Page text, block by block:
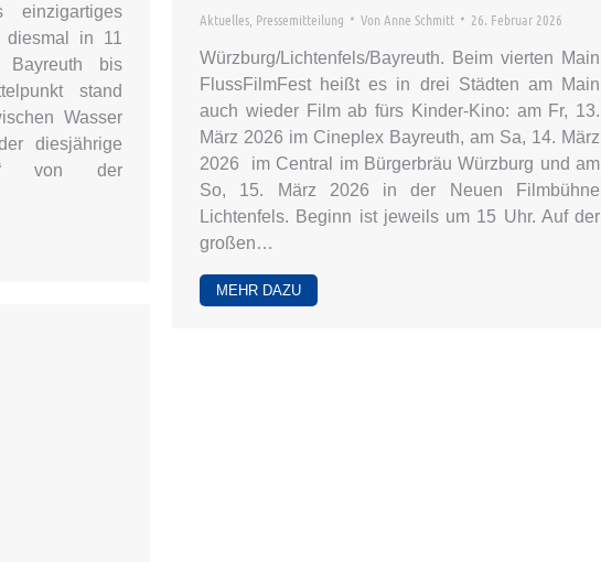
einzigartiges
diesmal in 11
bis
stand
Wasser
diesjährige
von der
Aktuelles Pressemitteilung Von Anne Schmitt 26. Februar 2026
Würzburg/Lichtenfels/Bayreuth. Beim vierten Main
FlussFilmFest heißt es in drei Städten am Main
auch wieder Film ab fürs Kinder-Kino: am Fr, 13.
März 2026 im Cineplex Bayreuth, am Sa, 14. März
2026 im Central im Bürgerbräu Würzburg und am
So, 15. März 2026 in der Neuen Filmbühne
Lichtenfels. Beginn ist jeweils um 15 Uhr. Auf der
großen…
MEHR DAZU